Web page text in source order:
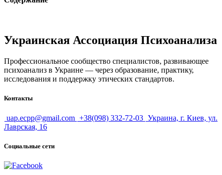
Украинская Ассоциация Психоанализа
Профессиональное сообщество специалистов, развивающее
психоанализ в Украине — через образование, практику,
исследования и поддержку этических стандартов.
Контакты
uap.ecpp@gmail.com +38(098) 332-72-03 Украина, г. Киев, ул.
Лаврская, 16
Социальные сети